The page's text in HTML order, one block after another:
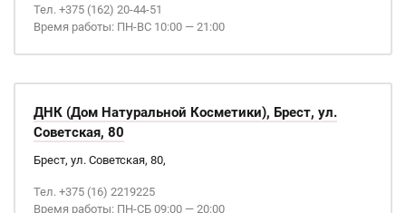
Тел. +375 (162) 20-44-51
Время работы: ПН-ВС 10:00 — 21:00
ДНК (Дом Натуральной Косметики), Брест, ул.
Советская, 80
Брест, ул. Советская, 80,
Тел. +375 (16) 2219225
Время работы: ПН-СБ 09:00 — 20:00